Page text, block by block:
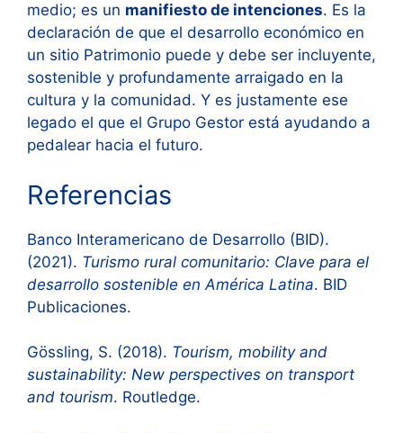
medio; es un manifiesto de intenciones. Es la
declaración de que el desarrollo económico en
un sitio Patrimonio puede y debe ser incluyente,
sostenible y profundamente arraigado en la
cultura y la comunidad. Y es justamente ese
legado el que el Grupo Gestor está ayudando a
pedalear hacia el futuro.
Referencias
Banco Interamericano de Desarrollo (BID).
(2021). Turismo rural comunitario: Clave para el
desarrollo sostenible en América Latina. BID
Publicaciones.
Gössling, S. (2018). Tourism, mobility and
sustainability: New perspectives on transport
and tourism. Routledge.